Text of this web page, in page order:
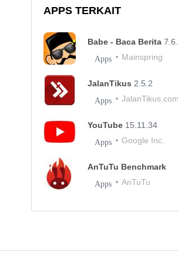
APPS TERKAIT
Babe - Baca Berita
Apps Mainspring
JalanTikus 2.5.2
Apps
YouTube 15.11.34
Apps Google Inc.
AnTuTu Benchmark
Apps AnTuTu